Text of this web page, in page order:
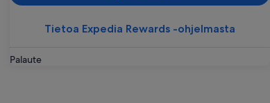
Tietoa Expedia Rewards -ohjelmasta
Palaute